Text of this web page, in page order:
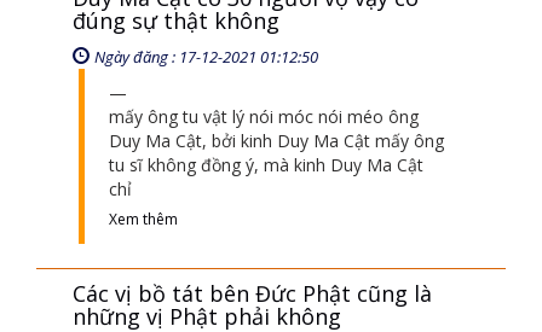
đúng sự thật không
Ngày đăng : 17-12-2021 01:12:50
mấy ông tu vật lý nói móc nói méo ông
Duy Ma Cật, bởi kinh Duy Ma Cật mấy ông
tu sĩ không đồng ý, mà kinh Duy Ma Cật
chỉ
Xem thêm
Các vị bồ tát bên Đức Phật cũng là
những vị Phật phải không